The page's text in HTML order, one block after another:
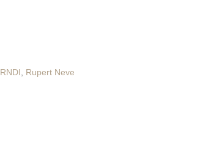
RNDI Rupert Neve